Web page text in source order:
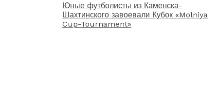
Юные футболисты из Каменска-
Шахтинского завоевали Кубок «Molniya
Cup-Tournament»